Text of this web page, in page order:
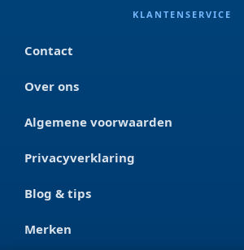
KLANTENSERVICE
Contact
Over ons
Algemene voorwaarden
Privacyverklaring
Blog & tips
Merken